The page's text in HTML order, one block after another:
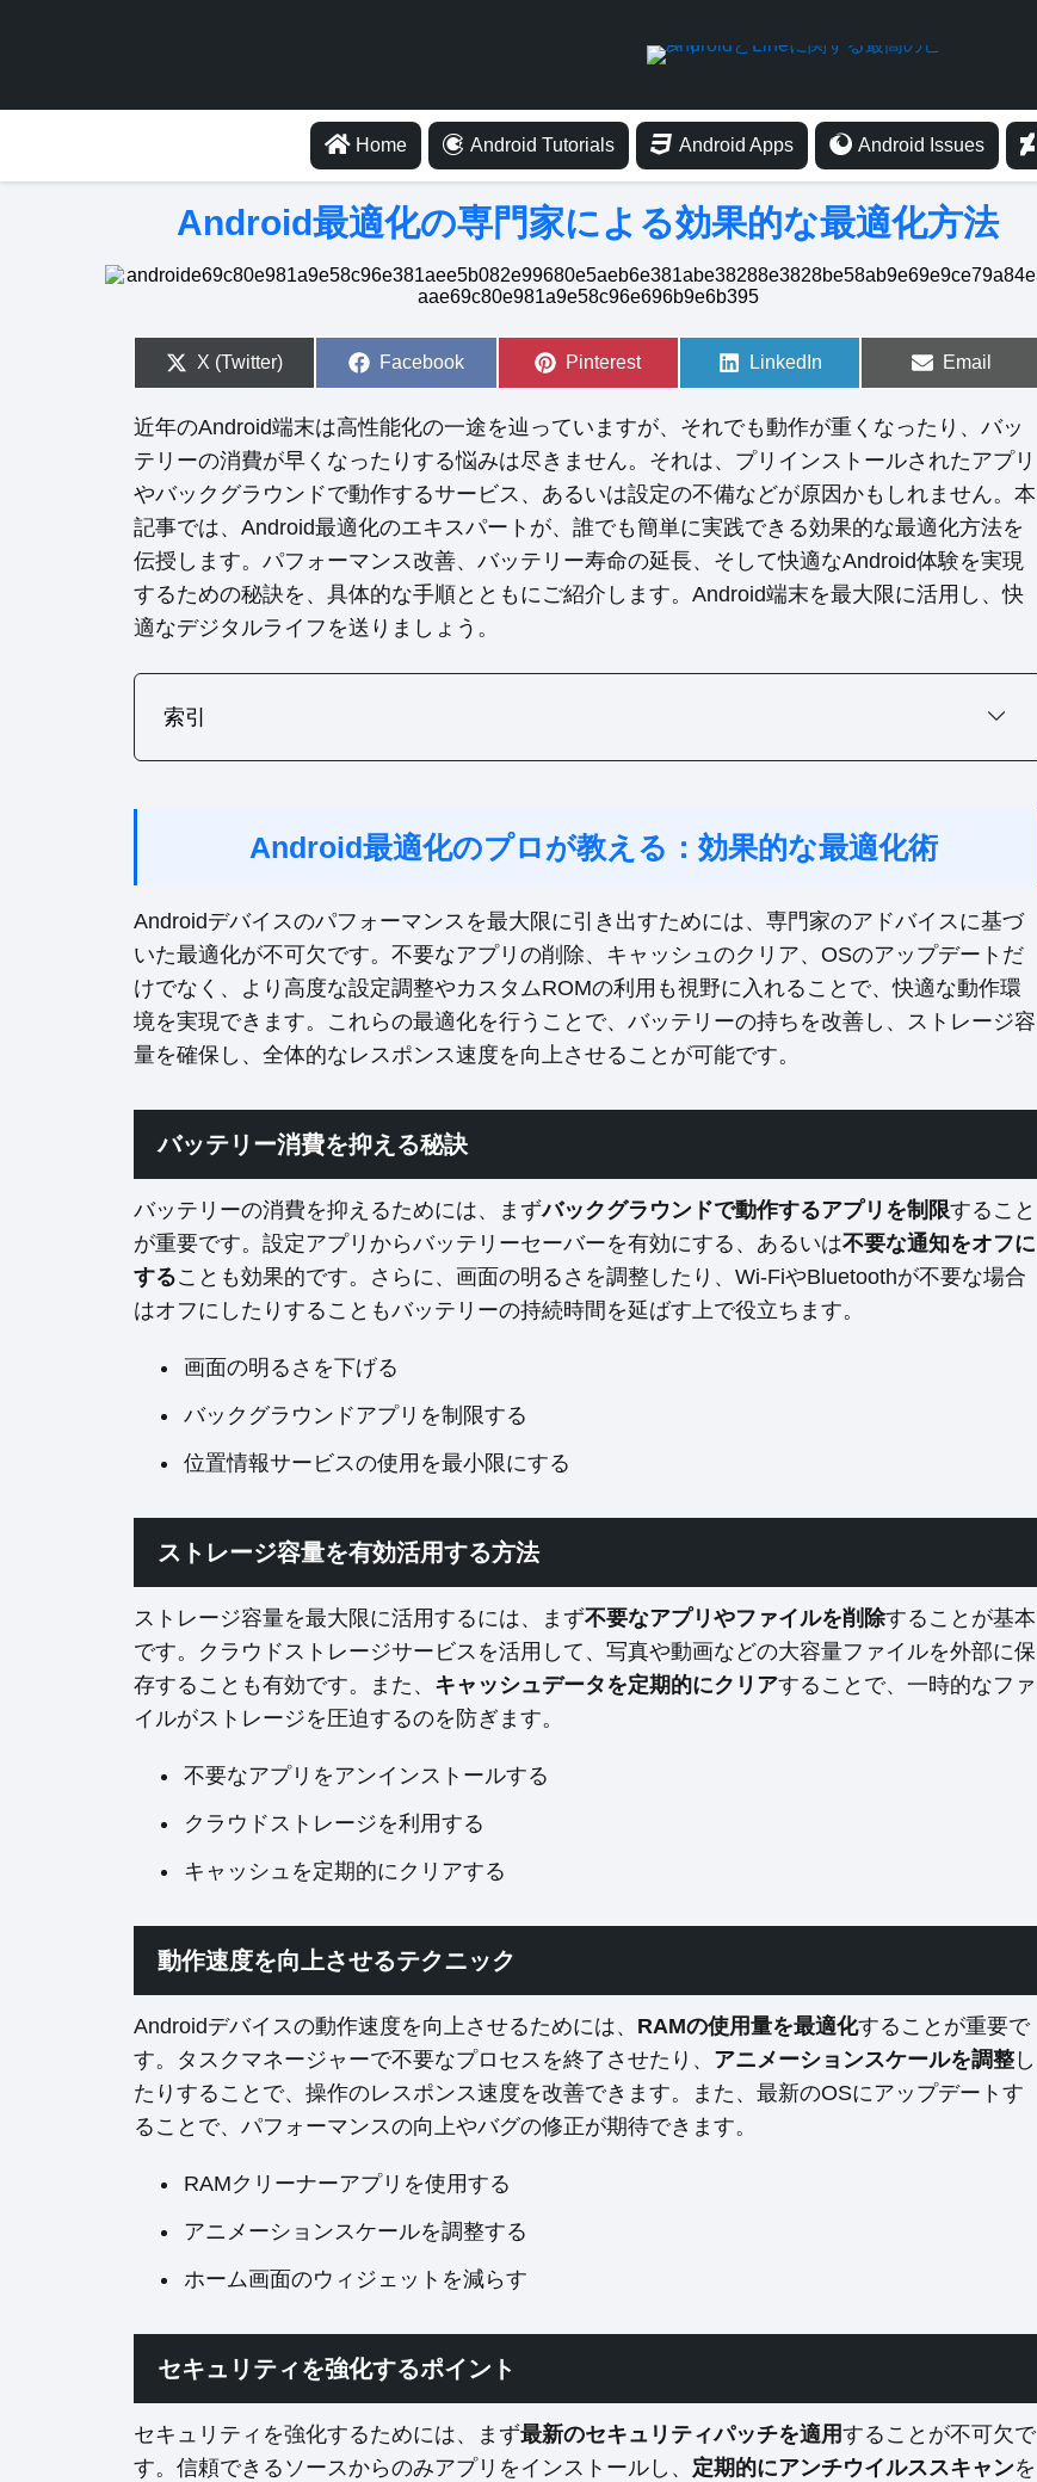
Home Android Tutorials Android Apps Android Issues
Android最適化の専門家による効果的な最適化方法
S
r
e
o
X (Twitter)
S
r
e
o
n
Facebook
S
r
e
o
n
Pinterest
S
r
e
o
LinkedIn
S
r
e
o
n
Email
近年のAndroid端末は高性能化の一途を辿っていますが、それでも動作が重くなったり、バッ
テリーの消費が早くなったりする悩みは尽きません。それは、プリインストールされたアプリ
やバックグラウンドで動作するサービス、あるいは設定の不備などが原因かもしれません。本
記事では、Android最適化のエキスパートが、誰でも簡単に実践できる効果的な最適化方法を
伝授します。パフォーマンス改善、バッテリー寿命の延長、そして快適なAndroid体験を実現
するための秘訣を、具体的な手順とともにご紹介します。Android端末を最大限に活用し、快
適なデジタルライフを送りましょう。
索引
Android最適化のプロが教える：効果的な最適化術
Androidデバイスのパフォーマンスを最大限に引き出すためには、専門家のアドバイスに基づ
いた最適化が不可欠です。不要なアプリの削除、キャッシュのクリア、OSのアップデートだ
けでなく、より高度な設定調整やカスタムROMの利用も視野に入れることで、快適な動作環
境を実現できます。これらの最適化を行うことで、バッテリーの持ちを改善し、ストレージ容
量を確保し、全体的なレスポンス速度を向上させることが可能です。
バッテリー消費を抑える秘訣
バッテリーの消費を抑えるためには、まずバックグラウンドで動作するアプリを制限すること
が重要です。設定アプリからバッテリーセーバーを有効にする、あるいは不要な通知をオフに
することも効果的です。さらに、画面の明るさを調整したり、Wi-FiやBluetoothが不要な場合
はオフにしたりすることもバッテリーの持続時間を延ばす上で役立ちます。
画面の明るさを下げる
バックグラウンドアプリを制限する
位置情報サービスの使用を最小限にする
ストレージ容量を有効活用する方法
ストレージ容量を最大限に活用するには、まず不要なアプリやファイルを削除することが基本
です。クラウドストレージサービスを活用して、写真や動画などの大容量ファイルを外部に保
存することも有効です。また、 キャッシュデータを定期的にクリアすることで、一時的なファ
イルがストレージを圧迫するのを防ぎます。
不要なアプリをアンインストールする
クラウドストレージを利用する
キャッシュを定期的にクリアする
動作速度を向上させるテクニック
Androidデバイスの動作速度を向上させるためには、 RAMの使用量を最適化することが重要で
す。タスクマネージャーで不要なプロセスを終了させたり、 アニメーションスケールを調整 し
たりすることで、操作のレスポンス速度を改善できます。また、最新のOSにアップデートす
ることで、パフォーマンスの向上やバグの修正が期待できます。
RAMクリーナーアプリを使用する
アニメーションスケールを調整する
ホーム画面のウィジェットを減らす
セキュリティを強化するポイント
セキュリティを強化するためには、まず最新のセキュリティパッチを適用することが不可欠で
す。信頼できるソースからのみアプリをインストールし、 定期的にアンチウイルススキャンを